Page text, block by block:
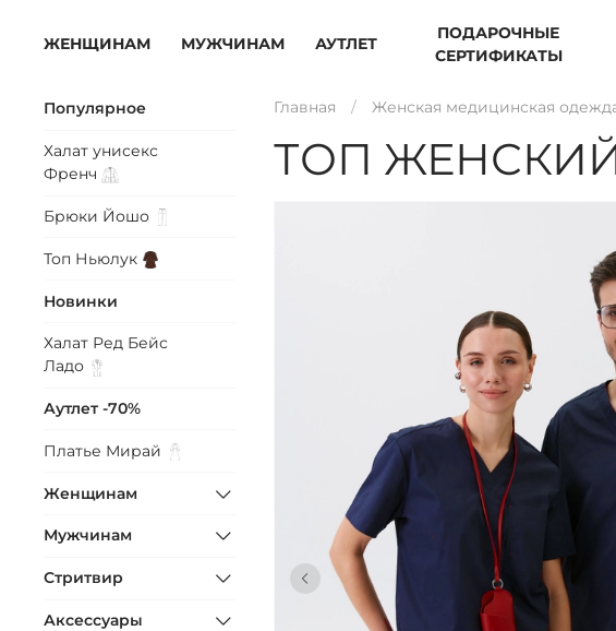
ЖЕНЩИНАМ МУЖЧИНАМ АУТЛЕТ
ПОДАРОЧНЫЕ
СЕРТИФИКАТЫ
Главная Женская медицинская
ТОП
Популярное
Халат унисекс
Френч
Брюки Йошо
Топ Ньюлук
Новинки
Халат Ред Бейс
Ладо
Аутлет -70%
Платье Мирай
Женщинам
Мужчинам
Стритвир
Аксессуары